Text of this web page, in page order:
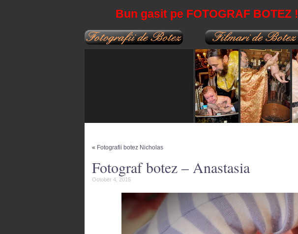
Bun gasit pe FOTOGRAF BOTEZ !
« Fotografii botez Nicholas
Fotograf botez – Anastasia
October 4, 2015